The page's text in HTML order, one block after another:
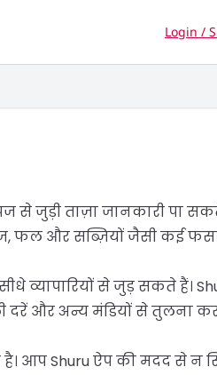
Login /
से जुड़ी ताज़ा जानकारी पा
फल और सब्ज़ियों जैसी कई
व्यापारियों से जुड़ सकते हैं।
दरें और अन्य मंडियों से तुलना
है। आप Shuru ऐप की मदद से न